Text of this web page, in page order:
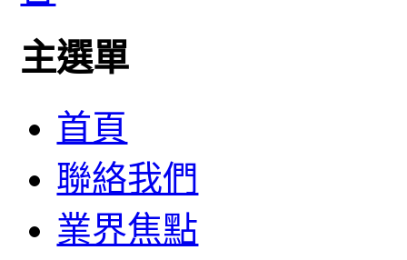
主選單
首頁
聯絡我們
業界焦點